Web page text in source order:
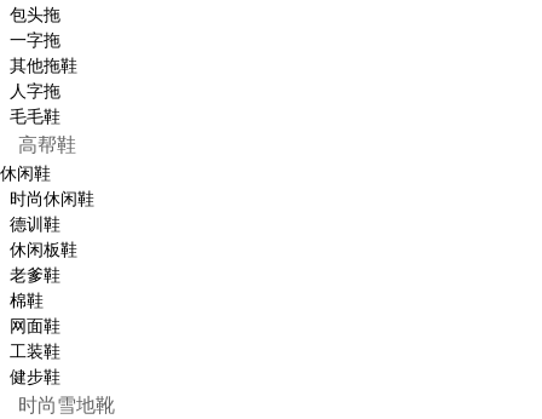
包头拖
一字拖
其他拖鞋
人字拖
毛毛鞋
高帮鞋
休闲鞋
时尚休闲鞋
德训鞋
休闲板鞋
老爹鞋
棉鞋
网面鞋
工装鞋
健步鞋
时尚雪地靴